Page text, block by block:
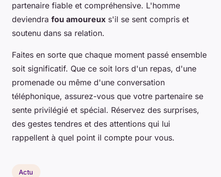
partenaire fiable et compréhensive. L'homme
deviendra fou amoureux s'il se sent compris et
soutenu dans sa relation.
Faites en sorte que chaque moment passé ensemble
soit significatif. Que ce soit lors d'un repas, d'une
promenade ou même d'une conversation
téléphonique, assurez-vous que votre partenaire se
sente privilégié et spécial. Réservez des surprises,
des gestes tendres et des attentions qui lui
rappellent à quel point il compte pour vous.
Actu